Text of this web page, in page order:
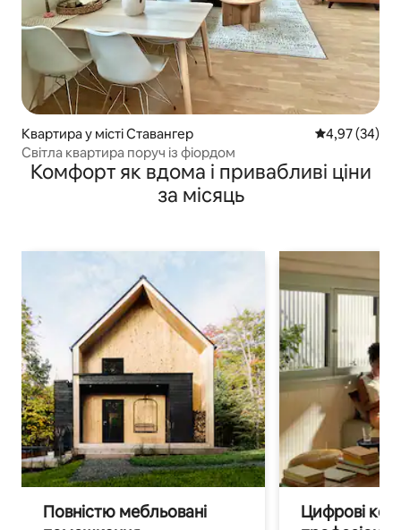
Квартира у місті Ставангер Середня
4,97 (34)
Світла квартира поруч із фіордом
Комфорт як вдома і привабливі ціни
за місяць
Повністю мебльовані
Цифрові